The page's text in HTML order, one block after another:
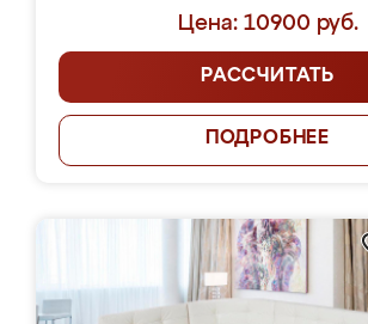
Цена: 10900 руб.
РАССЧИТАТЬ
ПОДРОБНЕЕ